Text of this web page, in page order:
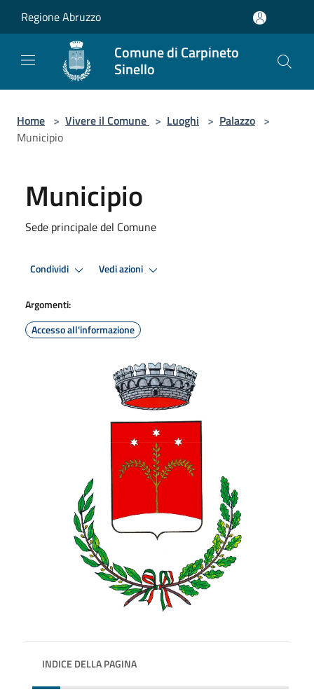
Regione Abruzzo
Comune di Carpineto
Sinello
Home > Vivere il Comune > Luoghi > Palazzo >
Municipio
Municipio
Sede principale del Comune
Condividi Vedi azioni
Argomenti:
Accesso all'informazione
INDICE DELLA PAGINA